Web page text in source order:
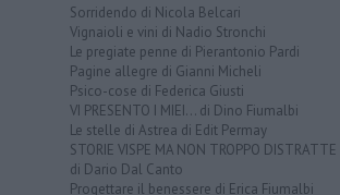
Sorridendo di Nicola Belcari
Vignaioli e vini di Nadio Stronchi
Le pregiate penne di Pierantonio Pardi
Pagine allegre di Gianni Micheli
Psico-cose di Federica Giusti
VI PRESENTO I MIEI... di Dino Fiumalbi
Le stelle di Astrea di Edit Permay
STORIE VISPE MA NON TROPPO DISTRATTE
di Dario Dal Canto
Progettare il benessere di Erica Fiumalbi